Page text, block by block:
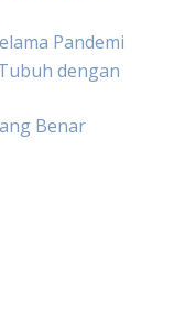
Pandemi
dengan
Benar